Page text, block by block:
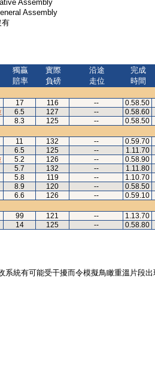
Assembly
Assembly
有
獨贏
賠率
實際
負磅
沿途
走位
完成
時間
17 116 -- 0.58.50
6.5 127 -- 0.58.60
8.3 125 -- 0.58.50
11 132 -- 0.59.70
6.5 125 -- 1.11.70
5.2 126 -- 0.58.90
5.7 132 -- 1.11.80
5.8 119 -- 1.10.70
8.9 120 -- 0.58.50
6.6 126 -- 0.59.10
99 121 -- 1.13.70
14 125 -- 0.58.80
統有可能受干擾而令模擬鳥瞰重溫片段